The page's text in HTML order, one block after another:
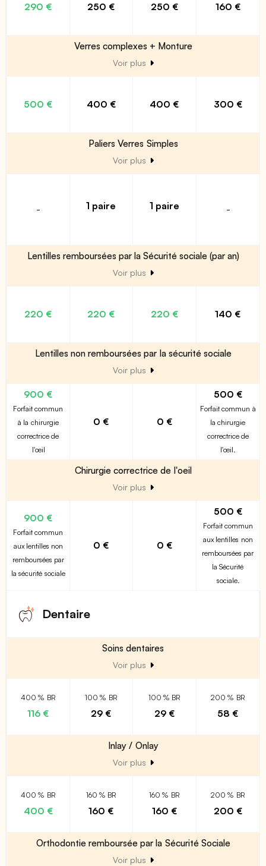
290 € 250 € 250 € 160 €
Verres complexes + Monture
Voir plus
500 € 400 € 400 € 300 €
Paliers Verres Simples
Voir plus
- 1 paire 1 paire -
Lentilles remboursées par la Sécurité sociale (par an)
Voir plus
220 € 220 € 220 € 140 €
Lentilles non remboursées par la sécurité sociale
Voir plus
900 €
Forfait commun
à la chirurgie
correctrice de
l'œil
0 € 0 €
500 €
Forfait commun à
la chirurgie
correctrice de
l'œil.
Chirurgie correctrice de l'oeil
Voir plus
900 €
Forfait commun
aux lentilles non
remboursées par
la sécurité sociale
0 € 0 €
500 €
Forfait commun
aux lentilles non
remboursées par
la Sécurité
sociale.
Dentaire
Soins dentaires
Voir plus
400 % BR
116 €
100 % BR
29 €
100 % BR
29 €
200 % BR
58 €
Inlay / Onlay
Voir plus
400 % BR
400 €
160 % BR
160 €
160 % BR
160 €
200 % BR
200 €
Orthodontie remboursée par la Sécurité Sociale
Voir plus